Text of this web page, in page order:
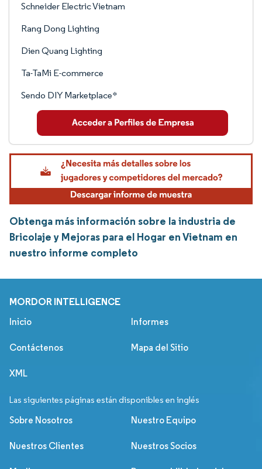
Schneider Electric Vietnam
Rang Dong Lighting
Dien Quang Lighting
Ta-TaMi E-commerce
Sendo DIY Marketplace*
Obtenga más información sobre la industria de
Bricolaje y Mejoras para el Hogar en Vietnam en
nuestro informe completo
MORDOR INTELLIGENCE
Inicio Informes
Contáctenos Mapa del Sitio
XML
Las siguientes páginas están disponibles en inglés
Sobre Nosotros Nuestro Equipo
Nuestros Clientes Nuestros Socios